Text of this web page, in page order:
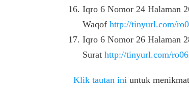
Iqro 6 Nomor 24 Halaman
Waqof http://tinyurl.com/
Iqro 6 Nomor 26 Halaman
Surat http://tinyurl.com/
Klik tautan ini untuk